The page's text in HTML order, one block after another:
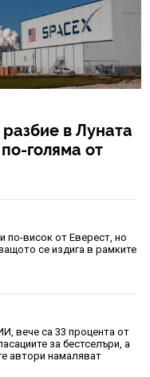
в Луната
голяма от
по-висок от Еверест, но
се издига в рамките
вече са 33 процента от
за бестселъри, а
автори намаляват